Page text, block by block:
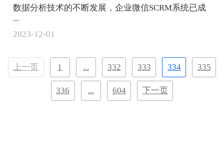
数据分析技术的不断发展，企业微信SCRM系统已成
...
2023-12-01
上一页 1 ... 332 333 334 335
336 ... 604 下一页